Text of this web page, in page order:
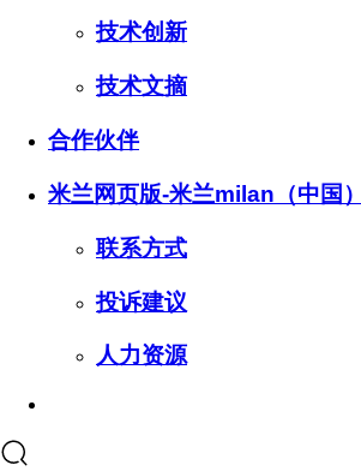
技术创新
技术文摘
合作伙伴
米兰网页版-米兰milan（中国）
联系方式
投诉建议
人力资源